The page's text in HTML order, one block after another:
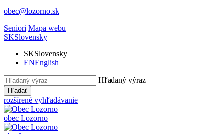
obec@lozorno.sk
Seniori Mapa webu
SKSlovensky
SKSlovensky
ENEnglish
Hľadaný výraz
Hľadať
rozšírené vyhľadávanie
obec Lozorno